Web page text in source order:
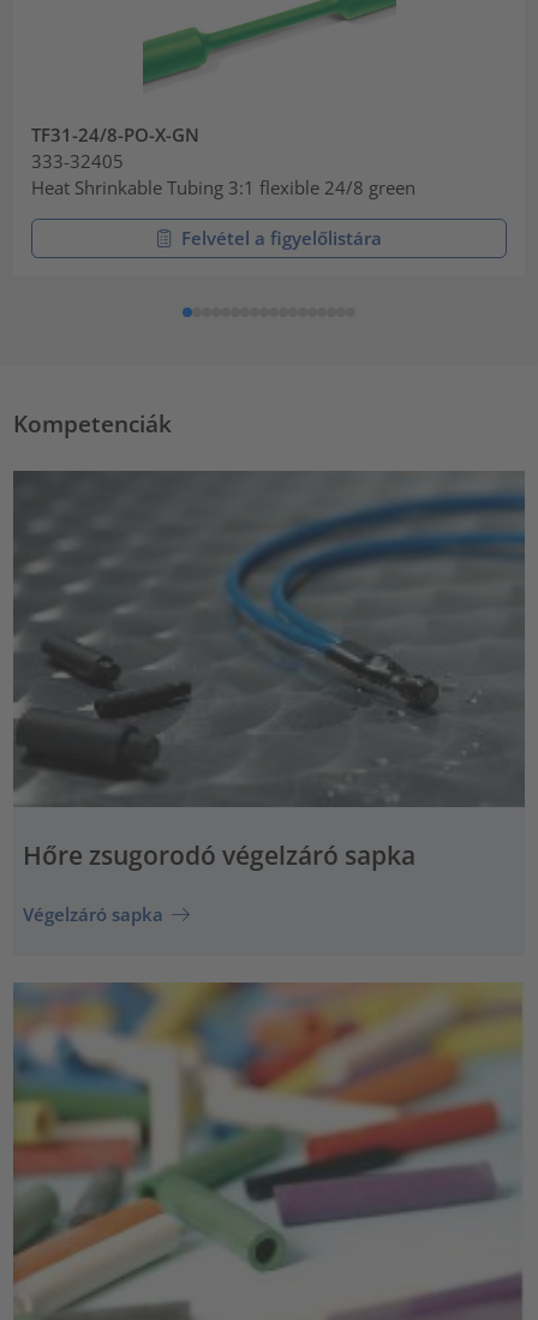
TF31-24/8-PO-X-GN
333-32405
Heat Shrinkable Tubing 3:1 flexible 24/8 green
Felvétel a figyelőlistára
Kompetenciák
Hőre zsugorodó végelzáró sapka
Végelzáró sapka